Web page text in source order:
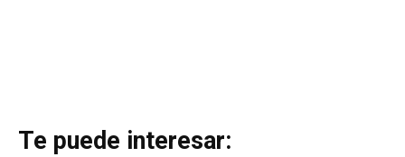
Te puede interesar: